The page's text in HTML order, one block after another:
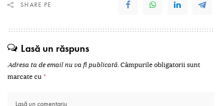
SHARE PE
Lasă un răspuns
Adresa ta de email nu va fi publicată.Câmpurile obligatorii sunt
marcate cu *